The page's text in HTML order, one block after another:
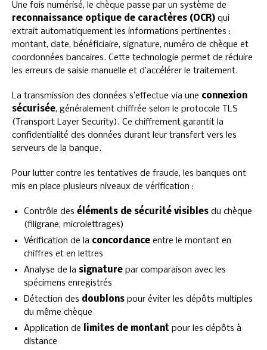
Une fois numérisé, le chèque passe par un système de
reconnaissance optique de caractères (OCR) qui
extrait automatiquement les informations pertinentes :
montant, date, bénéficiaire, signature, numéro de chèque et
coordonnées bancaires. Cette technologie permet de réduire
les erreurs de saisie manuelle et d’accélérer le traitement.
La transmission des données s’effectue via une connexion
sécurisée, généralement chiffrée selon le protocole TLS
(Transport Layer Security). Ce chiffrement garantit la
confidentialité des données durant leur transfert vers les
serveurs de la banque.
Pour lutter contre les tentatives de fraude, les banques ont
mis en place plusieurs niveaux de vérification :
Contrôle des éléments de sécurité visibles du chèque
(filigrane, microlettrages)
Vérification de la concordance entre le montant en
chiffres et en lettres
Analyse de la signature par comparaison avec les
spécimens enregistrés
Détection des doublons pour éviter les dépôts multiples
du même chèque
Application de
limites de montant pour les dépôts à
distance